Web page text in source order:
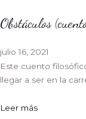
Obstáculos
julio 16, 2021
Este cuento
llegar a ser en la
Leer más